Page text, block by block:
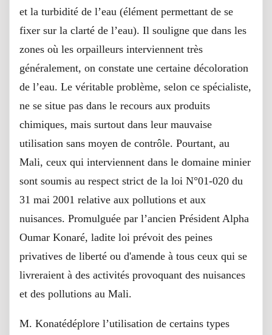
et la turbidité de l’eau (élément permettant de se
fixer sur la clarté de l’eau). Il souligne que dans les
zones où les orpailleurs interviennent très
généralement, on constate une certaine décoloration
de l’eau. Le véritable problème, selon ce spécialiste,
ne se situe pas dans le recours aux produits
chimiques, mais surtout dans leur mauvaise
utilisation sans moyen de contrôle. Pourtant, au
Mali, ceux qui interviennent dans le domaine minier
sont soumis au respect strict de la loi N°01-020 du
31 mai 2001 relative aux pollutions et aux
nuisances. Promulguée par l’ancien Président Alpha
Oumar Konaré, ladite loi prévoit des peines
privatives de liberté ou d'amende à tous ceux qui se
livreraient à des activités provoquant des nuisances
et des pollutions au Mali.
M. Konatédéplore l’utilisation de certains types